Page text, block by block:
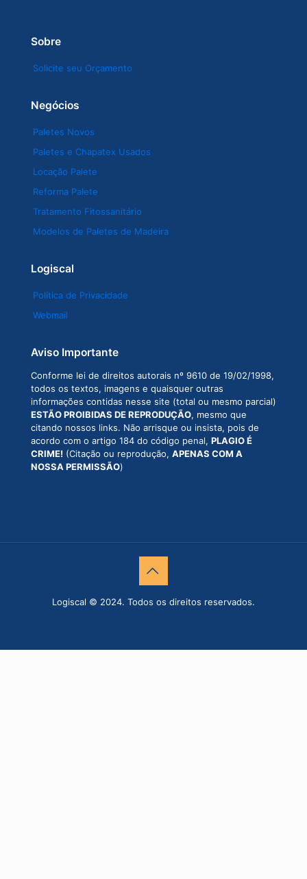
Sobre
Solicite seu Orçamento
Negócios
Paletes Novos
Paletes e Chapatex Usados
Locação Palete
Reforma Palete
Tratamento Fitossanitário
Modelos de Paletes de Madeira
Logiscal
Política de Privacidade
Webmail
Aviso Importante
Conforme lei de direitos autorais nº 9610 de 19/02/1998,
todos os textos, imagens e quaisquer outras
informações contidas nesse site (total ou mesmo parcial)
ESTÃO PROIBIDAS DE REPRODUÇÃO, mesmo que
citando nossos links. Não arrisque ou insista, pois de
acordo com o artigo 184 do código penal, PLAGIO É
CRIME! (Citação ou reprodução, APENAS COM A
NOSSA PERMISSÃO)
Logiscal © 2024. Todos os direitos reservados.